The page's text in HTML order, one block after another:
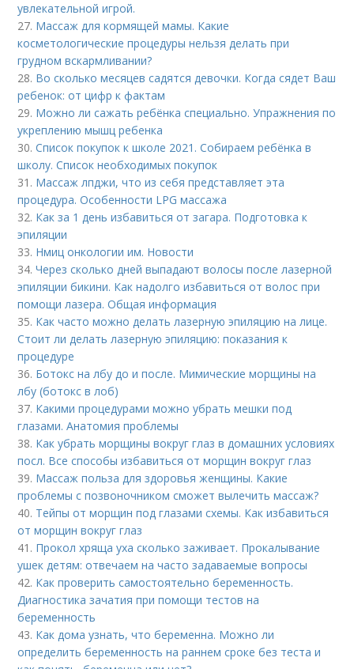
увлекательной игрой.
27. Массаж для кормящей мамы. Какие
косметологические процедуры нельзя делать при
грудном вскармливании?
28. Во сколько месяцев садятся девочки. Когда сядет Ваш
ребенок: от цифр к фактам
29. Можно ли сажать ребёнка специально. Упражнения по
укреплению мышц ребенка
30.Список покупок к школе 2021. Собираем ребёнка в
школу. Список необходимых покупок
31. Массаж лпджи, что из себя представляет эта
процедура. Особенности LPG массажа
32. Как за 1 день избавиться от загара. Подготовка к
эпиляции
33. Нмиц онкологии им. Новости
34.Через сколько дней выпадают волосы после лазерной
эпиляции бикини. Как надолго избавиться от волос при
помощи лазера. Общая информация
35. Как часто можно делать лазерную эпиляцию на лице.
Стоит ли делать лазерную эпиляцию: показания к
процедуре
36. Ботокс на лбу до и после. Мимические морщины на
лбу (ботокс в лоб)
37. Какими процедурами можно убрать мешки под
глазами. Анатомия проблемы
38. Как убрать морщины вокруг глаз в домашних условиях
посл. Все способы избавиться от морщин вокруг глаз
39. Массаж польза для здоровья женщины. Какие
проблемы с позвоночником сможет вылечить массаж?
40. Тейпы от морщин под глазами схемы. Как избавиться
от морщин вокруг глаз
41. Прокол хряща уха сколько заживает. Прокалывание
ушек детям: отвечаем на часто задаваемые вопросы
42. Как проверить самостоятельно беременность.
Диагностика зачатия при помощи тестов на
беременность
43. Как дома узнать, что беременна. Можно ли
определить беременность на раннем сроке без теста и